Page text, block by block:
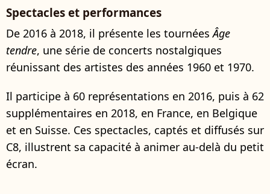
Spectacles et performances
De 2016 à 2018, il présente les tournéesÂge
tendre, une série de concerts nostalgiques
réunissant des artistes des années 1960 et 1970.
Il participe à 60 représentations en 2016, puis à 62
supplémentaires en 2018, en France, en Belgique
et en Suisse. Ces spectacles, captés et diffusés sur
C8, illustrent sa capacité à animer au-delà du petit
écran.